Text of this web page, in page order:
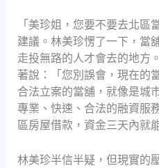
「美珍姐，您要不要去北區
建議。林美珍愣了一下，當
走投無路的人才會去的地方
著說：「您別誤會，現在的
合法立案的當舖，就像是城
專業、快速、合法的融資服
區房屋借款，資金三天內就
林美珍半信半疑，但現實的